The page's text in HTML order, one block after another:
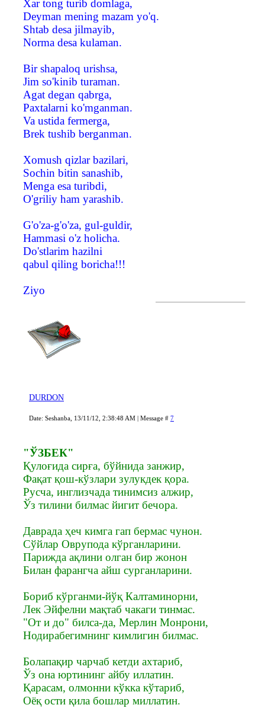
Xar tong turib domlaga,
Deyman mening mazam yo'q.
Shtab desa jilmayib,
Norma desa kulaman.
Bir shapaloq urishsa,
Jim so'kinib turaman.
Agat degan qabrga,
Paxtalarni ko'mganman.
Va ustida fermerga,
Brek tushib berganman.
Xomush qizlar bazilari,
Sochin bitin sanashib,
Menga esa turibdi,
O'griliy ham yarashib.
G'o'za-g'o'za, gul-guldir,
Hammasi o'z holicha.
Do'stlarim hazilni
qabul qiling boricha!!!
Ziyo
DURDON
Date: Seshanba, 13/11/12, 2:38:48 AM | Message # 7
"ЎЗБЕК"
Қулоғида сирға, бўйнида занжир,
Фақат қош-кўзлари зулукдек қора.
Русча, инглизчада тинимсиз алжир,
Ўз тилини билмас йигит бечора.
Даврада ҳеч кимга гап бермас чунон.
Сўйлар Оврупода кўрганларини.
Парижда ақлини олган бир жонон
Билан фарангча айш сурганларини.
Бориб кўрганми-йўқ Калтаминорни,
Лек Эйфелни мақтаб чакаги тинмас.
"От и до" билса-да, Мерлин Монрони,
Нодирабегимнинг кимлигин билмас.
Болапақир чарчаб кетди ахтариб,
Ўз она юртининг айбу иллатин.
Қарасам, олмонни кўкка кўтариб,
Оёқ ости қила бошлар миллатин.